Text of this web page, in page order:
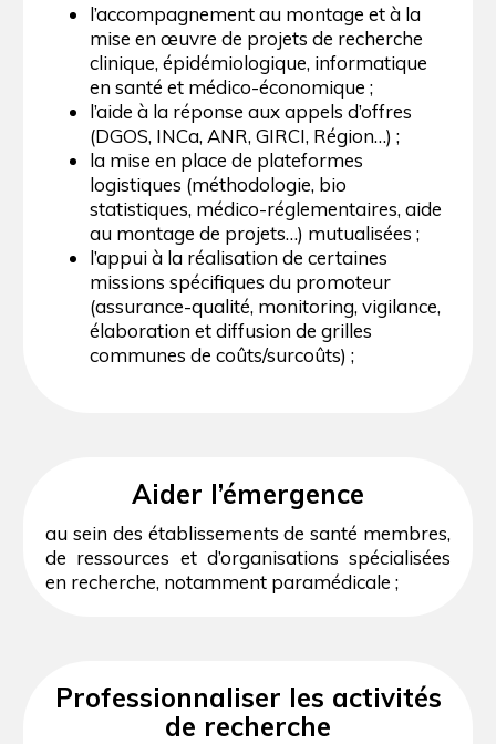
l’accompagnement au montage et à la
mise en œuvre de projets de recherche
clinique, épidémiologique, informatique
en santé et médico-économique ;
l’aide à la réponse aux appels d’offres
(DGOS, INCa, ANR, GIRCI, Région…) ;
la mise en place de plateformes
logistiques (méthodologie, bio
statistiques, médico-réglementaires, aide
au montage de projets…) mutualisées ;
l’appui à la réalisation de certaines
missions spécifiques du promoteur
(assurance-qualité, monitoring, vigilance,
élaboration et diffusion de grilles
communes de coûts/surcoûts) ;
Aider l’émergence
au sein des établissements de santé membres,
de ressources et d’organisations spécialisées
en recherche, notamment paramédicale ;
Professionnaliser les activités
de recherche